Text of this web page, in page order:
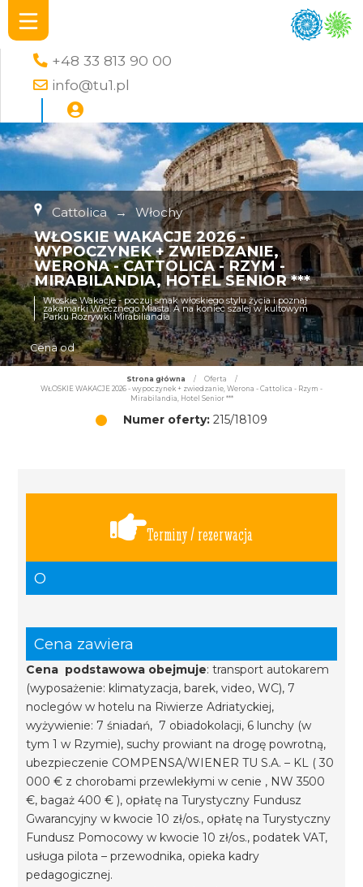
+48 33 813 90 00
info@tu1.pl
Cattolica → Włochy
WŁOSKIE WAKACJE 2026 -
WYPOCZYNEK + ZWIEDZANIE,
WERONA - CATTOLICA - RZYM -
MIRABILANDIA, HOTEL SENIOR ***
Włoskie Wakacje - poczuj smak włoskiego stylu życia i poznaj
zakamarki Wiecznego Miasta. A na koniec szalej w kultowym
Parku Rozrywki Mirabiliandia
Cena od
Strona główna / Oferta
/
WŁOSKIE WAKACJE 2026 - wypoczynek + zwiedzanie, Werona - Cattolica - Rzym -
Mirabilandia, Hotel Senior ***
Numer oferty: 215/18109
Terminy / rezerwacja
O
Cena zawiera
Cena podstawowa obejmuje: transport autokarem
(wyposażenie: klimatyzacja, barek, video, WC), 7
noclegów w hotelu na Riwierze Adriatyckiej,
wyżywienie: 7 śniadań, 7 obiadokolacji, 6 lunchy (w
tym 1 w Rzymie), suchy prowiant na drogę powrotną,
ubezpieczenie COMPENSA/WIENER TU S.A. – KL ( 30
000 € z chorobami przewlekłymi w cenie , NW 3500
€, bagaż 400 € ), opłatę na Turystyczny Fundusz
Gwarancyjny w kwocie 10 zł/os., opłatę na Turystyczny
Fundusz Pomocowy w kwocie 10 zł/os., podatek VAT,
usługa pilota – przewodnika, opieka kadry
pedagogicznej.